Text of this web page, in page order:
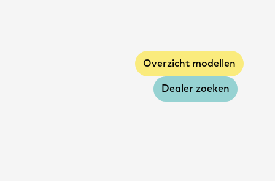
Overzicht modellen
Dealer zoeken